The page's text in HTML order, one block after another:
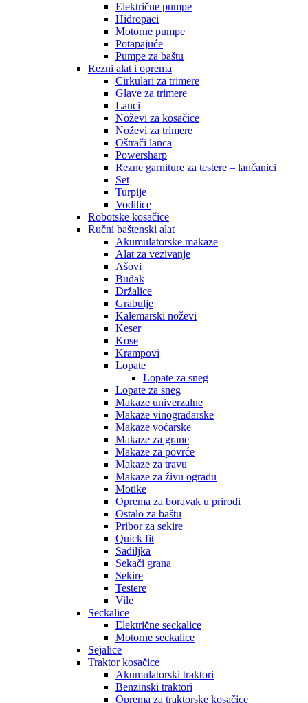
Električne pumpe
Hidropaci
Motorne pumpe
Potapajuće
Pumpe za baštu
Rezni alat i oprema
Cirkulari za trimere
Glave za trimere
Lanci
Noževi za kosačice
Noževi za trimere
Oštrači lanca
Powersharp
Rezne garniture za testere – lančanici
Set
Turpije
Vodilice
Robotske kosačice
Ručni baštenski alat
Akumulatorske makaze
Alat za vezivanje
Ašovi
Budak
Držalice
Grabulje
Kalemarski noževi
Keser
Kose
Krampovi
Lopate
Lopate za sneg
Lopate za sneg
Makaze univerzalne
Makaze vinogradarske
Makaze voćarske
Makaze za grane
Makaze za povrće
Makaze za travu
Makaze za živu ogradu
Motike
Oprema za boravak u prirodi
Ostalo za baštu
Pribor za sekire
Quick fit
Sadiljka
Sekači grana
Sekire
Testere
Vile
Seckalice
Električne seckalice
Motorne seckalice
Sejalice
Traktor kosačice
Akumulatorski traktori
Benzinski traktori
Oprema za traktorske kosačice